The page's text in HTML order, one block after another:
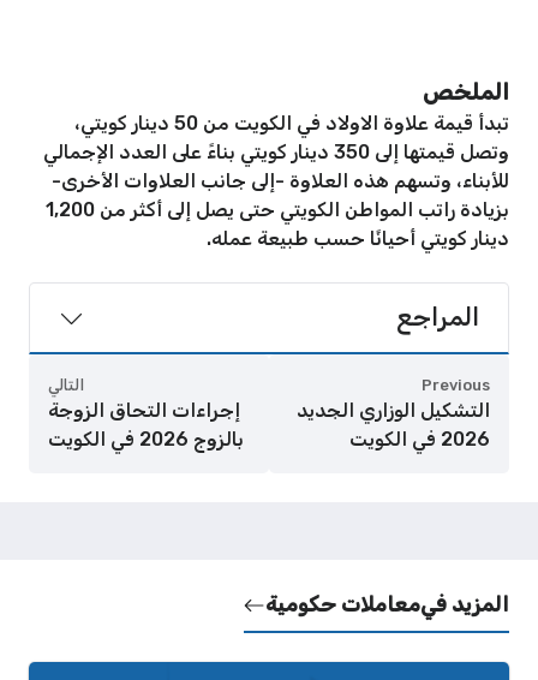
الملخص
تبدأ قيمة علاوة الاولاد في الكويت من 50 دينار كويتي،
وتصل قيمتها إلى 350 دينار كويتي بناءً على العدد الإجمالي
للأبناء، وتسهم هذه العلاوة -إلى جانب العلاوات الأخرى-
بزيادة راتب المواطن الكويتي حتى يصل إلى أكثر من 1,200
دينار كويتي أحيانًا حسب طبيعة عمله.
المراجع
Previous
التشكيل الوزاري الجديد
2026 في الكويت
التالي
إجراءات التحاق الزوجة
بالزوج 2026 في الكويت
المزيد فيمعاملات حكومية